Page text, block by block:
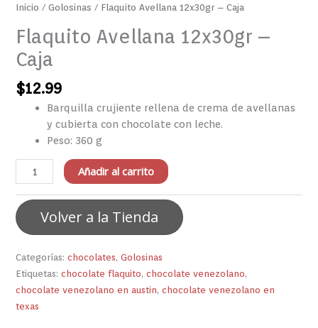
Inicio /Golosinas / Flaquito Avellana 12x30gr – Caja
Flaquito Avellana 12x30gr –
Caja
$12.99
Barquilla crujiente rellena de crema de avellanas
y cubierta con chocolate con leche.
Peso: 360 g
Añadir al carrito
Volver a la Tienda
Categorías:chocolates,Golosinas
Etiquetas:chocolate flaquito,chocolate venezolano,
chocolate venezolano en austin,chocolate venezolano en
texas